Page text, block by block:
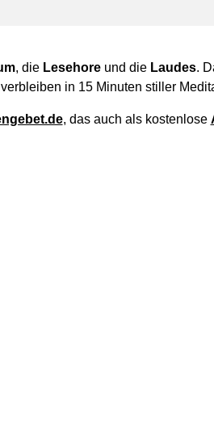
, die Lesehoreund die Laudes.
in 15 Minuten stiller
, das auch als kostenlose